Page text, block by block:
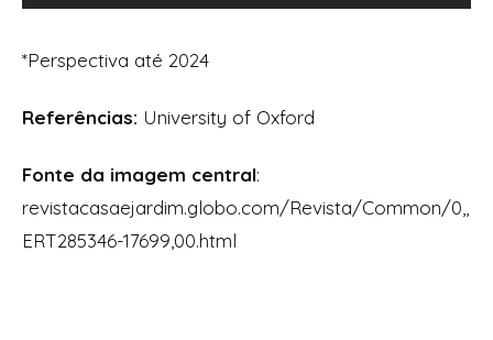
*Perspectiva até 2024
Referências: University of Oxford
Fonte da imagem central:
revistacasaejardim.globo.com/Revista/Common/0,,
ERT285346-17699,00.html